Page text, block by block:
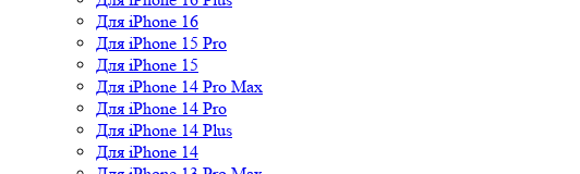
Для iPhone 16
Для iPhone 15 Pro
Для iPhone 15
Для iPhone 14 Pro Max
Для iPhone 14 Pro
Для iPhone 14 Plus
Для iPhone 14